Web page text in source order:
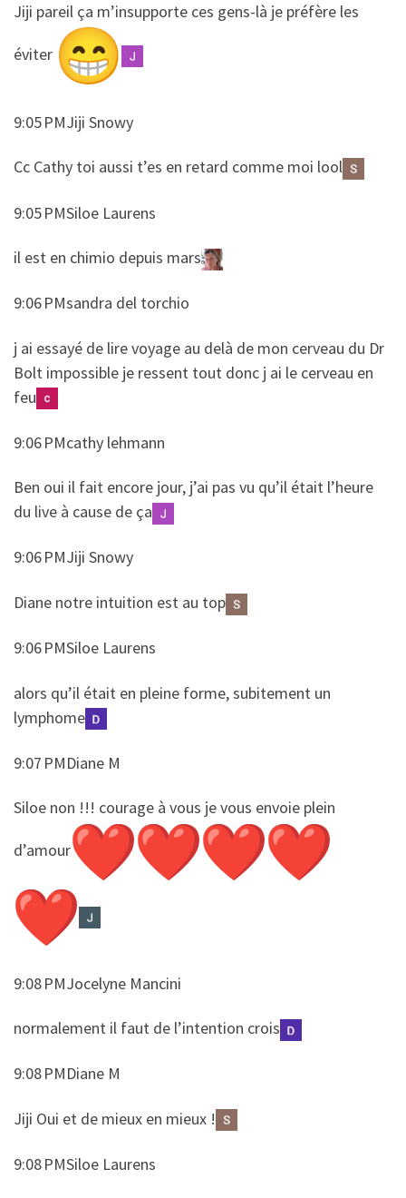
​​Jiji pareil ça m’insupporte ces gens-là je préfère les
éviter
9:05 PMJiji Snowy
​​Cc Cathy toi aussi t’es en retard comme moi lool
9:05 PMSiloe Laurens
​​il est en chimio depuis mars
9:06 PMsandra del torchio
​​j ai essayé de lire voyage au delà de mon cerveau du Dr
Bolt impossible je ressent tout donc j ai le cerveau en
feu
9:06 PMcathy lehmann
​​Ben oui il fait encore jour, j’ai pas vu qu’il était l’heure
du live à cause de ça
9:06 PMJiji Snowy
​​Diane notre intuition est au top
9:06 PMSiloe Laurens
​​alors qu’il était en pleine forme, subitement un
lymphome
9:07 PMDiane M
​​Siloe non !!! courage à vous je vous envoie plein
d’amour
9:08 PMJocelyne Mancini
​​normalement il faut de l’intention crois
9:08 PMDiane M
​​Jiji Oui et de mieux en mieux !
9:08 PMSiloe Laurens